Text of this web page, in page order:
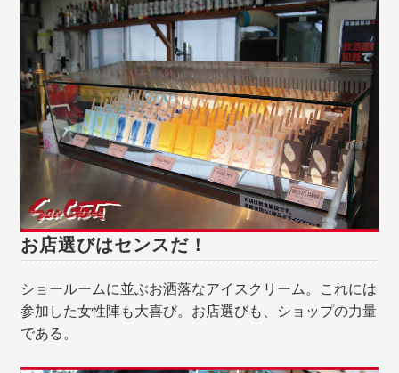
お店選びはセンスだ！
ショールームに並ぶお洒落なアイスクリーム。これには
参加した女性陣も大喜び。お店選びも、ショップの力量
である。